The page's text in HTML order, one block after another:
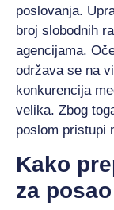
poslovanja.
broj slobodnih
agencijama.
održava se na
konkurencija
velika. Zbog
poslom pristupi
Kako
za